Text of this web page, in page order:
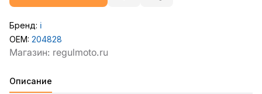
Бренд: ℹ️
OEM: 204828
Описание